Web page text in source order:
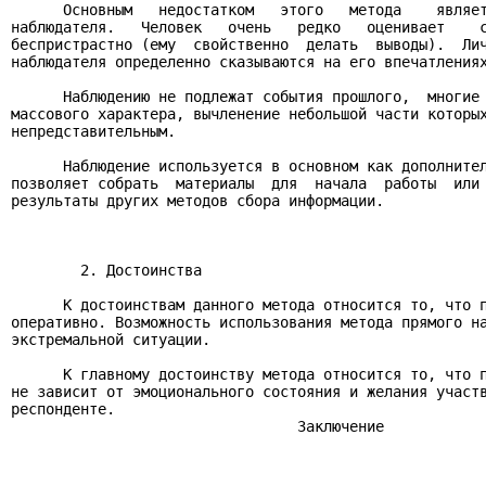
Основным   недостатком   этого   метода
наблюдателя.   Человек   очень   редко   оценивает
беспристрастно (ему  свойственно  делать  выводы).
наблюдателя определенно сказываются на его
Наблюдению не подлежат события прошлого,
массового характера, вычленение небольшой части
непредставительным.
Наблюдение используется в основном как
позволяет собрать  материалы  для  начала  работы  или
результаты других методов сбора информации.
        2. Достоинства
К достоинствам данного метода относится то, что
оперативно. Возможность использования метода прямого
экстремальной ситуации.
К главному достоинству метода относится то, что
не зависит от эмоционального состояния и желания
респонденте.
                                 Заключение